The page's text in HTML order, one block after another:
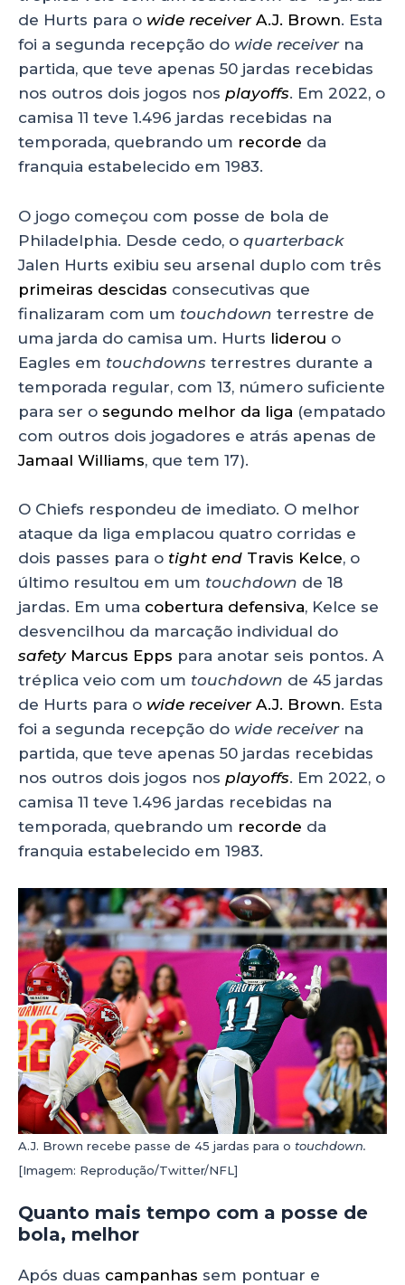
de Hurts para o wide receiver A.J. Brown. Esta
foi a segunda recepção do wide receiverna
partida, que teve apenas 50 jardas recebidas
nos outros dois jogos nos playoffs. Em 2022, o
camisa 11 teve 1.496 jardas recebidas na
temporada, quebrando um recorde da
franquia estabelecido em 1983.
O jogo começou com posse de bola de
Philadelphia. Desde cedo, o quarterback
Jalen Hurts exibiu seu arsenal duplo com três
primeiras descidas consecutivas que
finalizaram com um touchdown terrestre de
uma jarda do camisa um. Hurts liderou o
Eagles em touchdowns terrestres durante a
temporada regular, com 13, número suficiente
para ser o segundo melhor da liga (empatado
com outros dois jogadores e atrás apenas de
Jamaal Williams, que tem 17).
O Chiefs respondeu de imediato. O melhor
ataque da liga emplacou quatro corridas e
dois passes para o tight end Travis Kelce, o
último resultou em um touchdown de 18
jardas. Em uma cobertura defensiva, Kelce se
desvencilhou da marcação individual do
safety Marcus Epps para anotar seis pontos. A
tréplica veio com um touchdown de 45 jardas
de Hurts para o wide receiver A.J. Brown. Esta
foi a segunda recepção do wide receiverna
partida, que teve apenas 50 jardas recebidas
nos outros dois jogos nos playoffs. Em 2022, o
camisa 11 teve 1.496 jardas recebidas na
temporada, quebrando um recorde da
franquia estabelecido em 1983.
A.J. Brown recebe passe de 45 jardas para o touchdown.
[Imagem: Reprodução/Twitter/NFL]
Quanto mais tempo com a posse de
bola, melhor
Após duas campanhas sem pontuar e